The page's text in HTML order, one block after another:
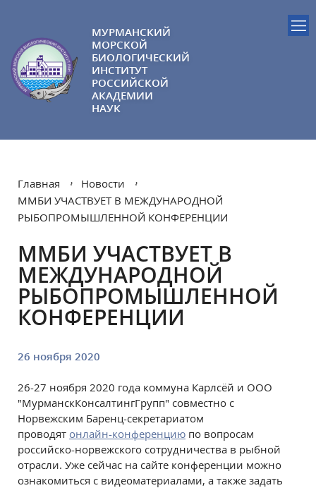
МУРМАНСКИЙ
МОРСКОЙ
БИОЛОГИЧЕСКИЙ
ИНСТИТУТ
РОССИЙСКОЙ
АКАДЕМИИ
НАУК
Главная
Новости
ММБИ УЧАСТВУЕТ В МЕЖДУНАРОДНОЙ
РЫБОПРОМЫШЛЕННОЙ КОНФЕРЕНЦИИ
ММБИ УЧАСТВУЕТ В
МЕЖДУНАРОДНОЙ
РЫБОПРОМЫШЛЕННОЙ
КОНФЕРЕНЦИИ
26 ноября 2020
26-27 ноября 2020 года коммуна Карлсёй и ООО
"МурманскКонсалтингГрупп" совместно с
Норвежским Баренц-секретариатом
проводят онлайн-конференцию по вопросам
российско-норвежского сотрудничества в рыбной
отрасли. Уже сейчас на сайте конференции можно
ознакомиться с видеоматериалами, а также задать